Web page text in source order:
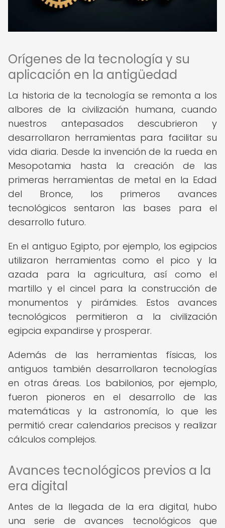
Orígenes de la tecnología y su
aplicación en la antigüedad
La historia de la tecnología se remonta a los
albores de la civilización humana, cuando
nuestros antepasados ​​descubrieron y
desarrollaron herramientas para facilitar su
vida diaria. Desde la invención de la rueda en
Mesopotamia hasta la creación de las
primeras herramientas de metal en la Edad
del Bronce, los primeros avances
tecnológicos sentaron las bases para el
desarrollo futuro.
En el antiguo Egipto, por ejemplo, los egipcios
utilizaron herramientas como el pico y la
azada para la agricultura, así como el
martillo y el cincel para la construcción de
monumentos y pirámides. Estos avances
tecnológicos permitieron a la civilización
egipcia expandirse y prosperar.
Además de las herramientas físicas, los
antiguos también desarrollaron tecnologías
en otras áreas. Los babilonios, por ejemplo,
fueron pioneros en el desarrollo de las
matemáticas y la astronomía, lo que les
permitió crear calendarios precisos y realizar
cálculos complejos.
Avances tecnológicos previos a la
era digital
Antes de la llegada de la era digital, hubo
una serie de avances tecnológicos que